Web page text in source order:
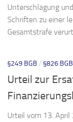
Unterschlagung
Schriften zu einer
Gesamtstrafe
§249 BGB / §826 BGB
Urteil zur
Urteil vom 13.